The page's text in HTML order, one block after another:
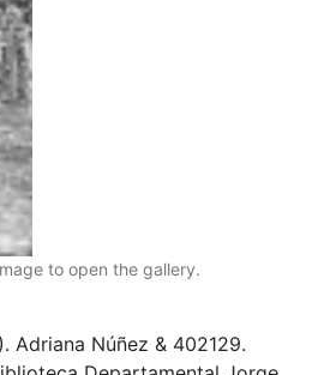
to open the gallery.
Adriana Núñez & 402129.